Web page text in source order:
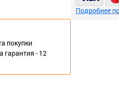
покупки
гарантия - 12
Подробнее